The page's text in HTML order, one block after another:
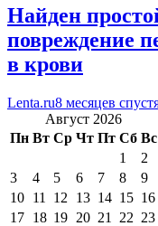
Найден
повреждение
в крови
Lenta.ru8 месяцев
Август 2026
Пн Вт Ср Чт Пт Сб Вс
1
2
3
4 5 6 7 8
9
10 11 12 13 14 15 16
17 18 19 20 21 22 23